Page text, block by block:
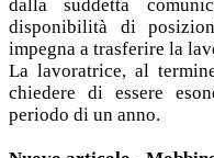
dalla suddetta
disponibilità di
impegna a trasferire la
La lavoratrice, al
chiedere di essere
periodo di un anno.